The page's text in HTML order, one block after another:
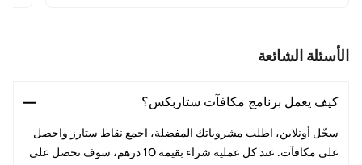
الأسئلة الشائعة
كيف يعمل برنامج مكافآت ستاربكس؟
سجّل أونلاين، اطلب مشروباتك المفضلة، اجمع نقاط ستارز واحصل
على مكافآت. عند كل عملية شراء بقيمة 10 درهم، سوف تحصل على